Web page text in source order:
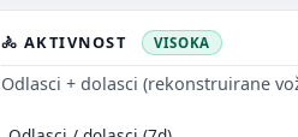
🚴 AKTIVNOST VISOKA
Odlasci + dolasci (rekonstruirane